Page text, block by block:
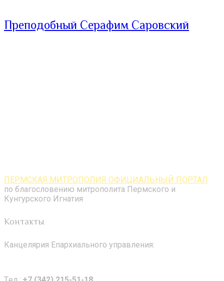
Преподобный Серафим Саровский
ПЕРМСКАЯ МИТРОПОЛИЯ ОФИЦИАЛЬНЫЙ ПОРТАЛ
по благословению митрополита Пермского и
Кунгурского Игнатия
Контакты
Канцелярия Епархиального управления: